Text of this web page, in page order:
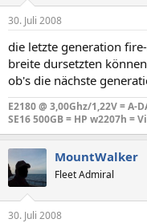
30. Juli 2008
die letzte generation
breite dursetzten
ob's die nächste
E2180 @ 3,00Ghz/1,22V = A-
SE16 500GB = HP w2207h =
MountWalker
Fleet Admiral
30. Juli 2008